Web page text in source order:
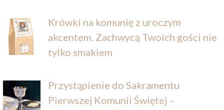
Krówki na komunię z uroczym
akcentem. Zachwycą Twoich gości nie
tylko smakiem
Przystąpienie do Sakramentu
Pierwszej Komunii Świętej –